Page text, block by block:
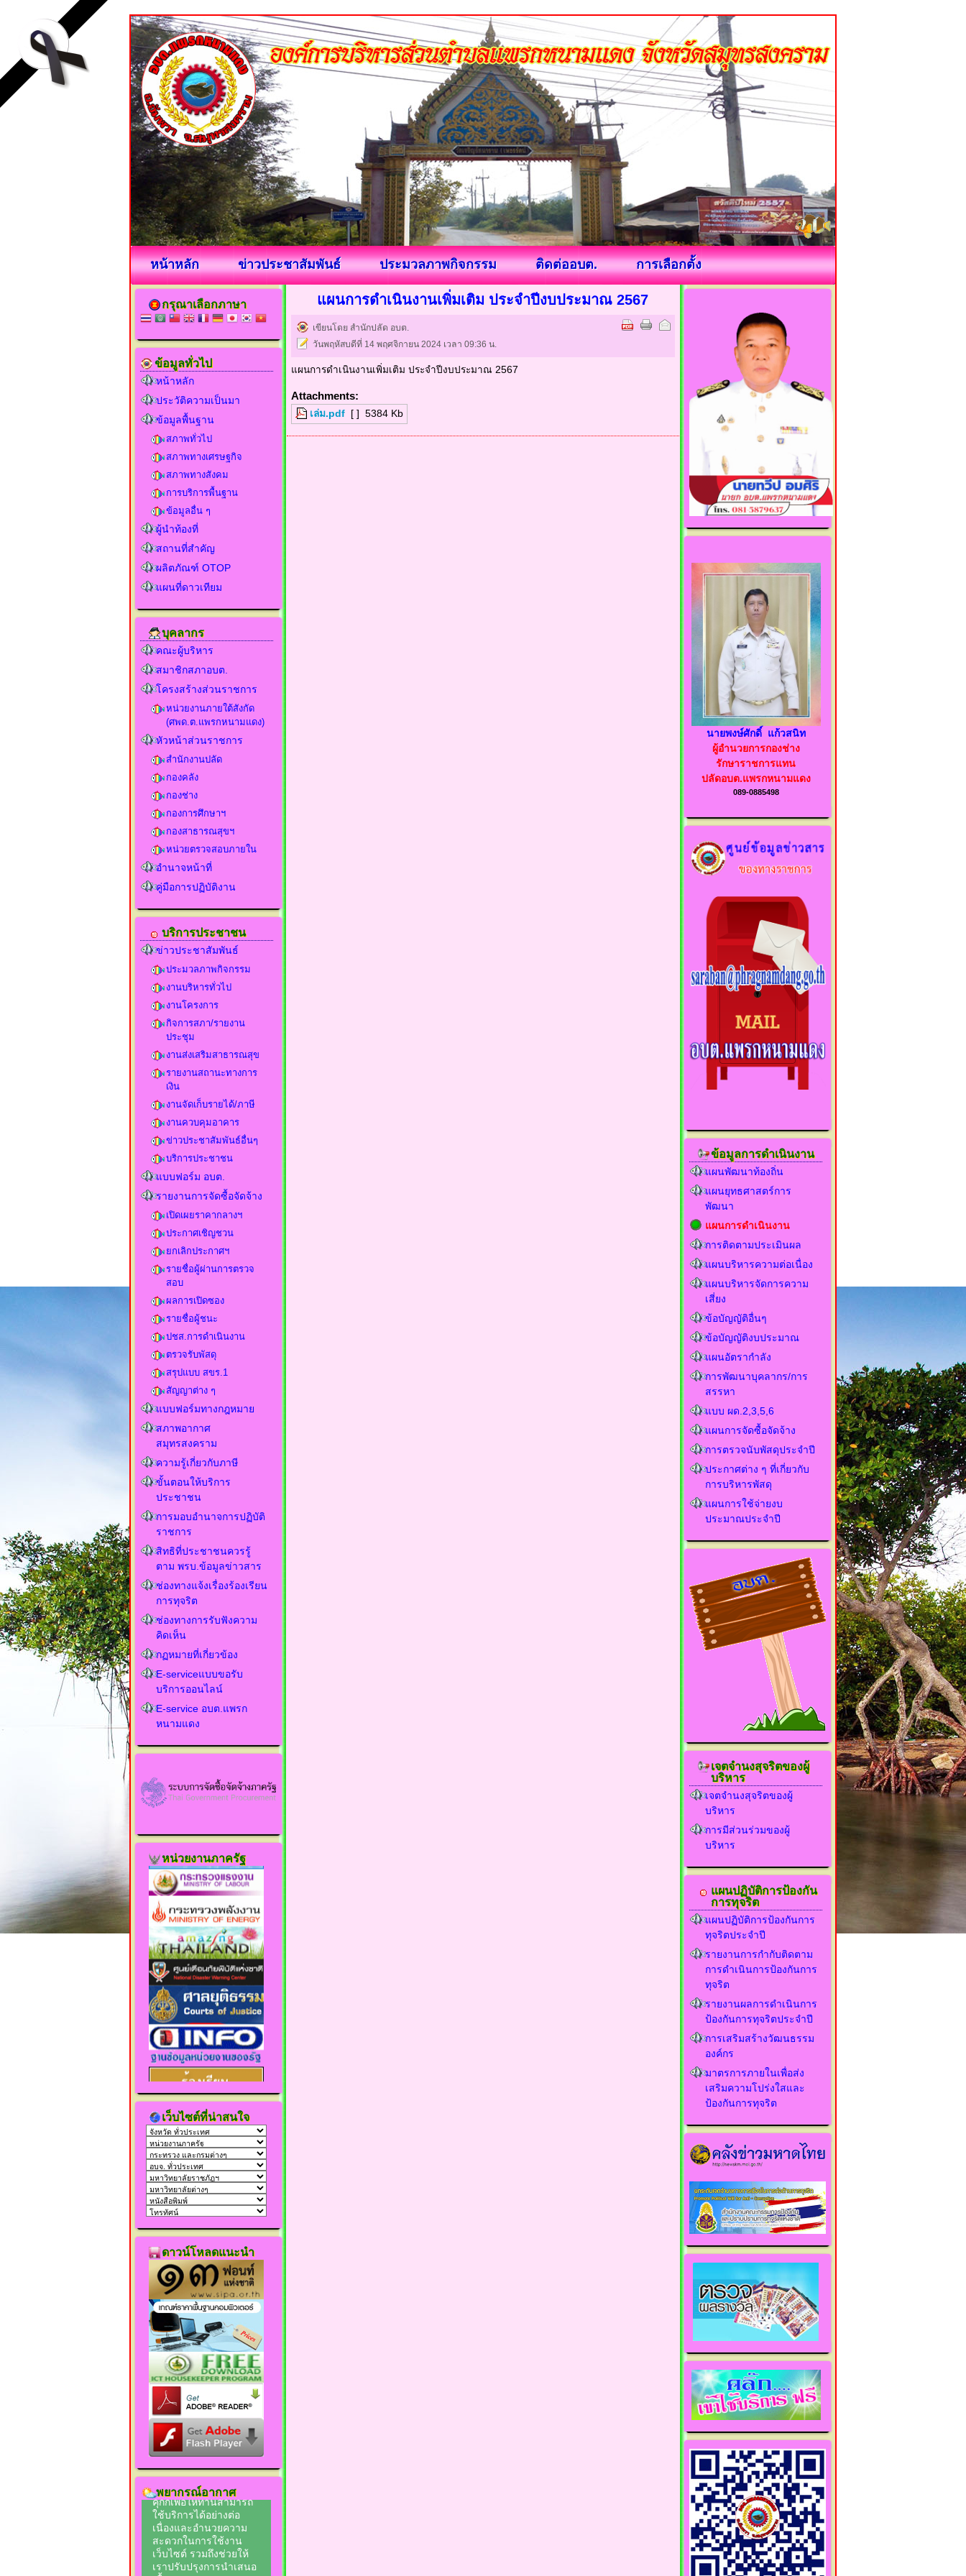
หน้าหลัก ข่าวประชาสัมพันธ์ ประมวลภาพกิจกรรม ติดต่ออบต. การเลือกตั้ง
แผนการดำเนินงานเพิ่มเติม ประจำปีงบประมาณ 2567
เขียนโดย สำนักปลัด อบต.
วันพฤหัสบดีที่ 14 พฤศจิกายน 2024 เวลา 09:36 น.
แผนการดำเนินงานเพิ่มเติม ประจำปีงบประมาณ 2567
Attachments:
เล่ม.pdf [ ] 5384 Kb
กรุณาเลือกภาษา
ข้อมูลทั่วไป
หน้าหลัก
ประวัติความเป็นมา
ข้อมูลพื้นฐาน
สภาพทั่วไป
สภาพทางเศรษฐกิจ
สภาพทางสังคม
การบริการพื้นฐาน
ข้อมูลอื่น ๆ
ผู้นำท้องที่
สถานที่สำคัญ
ผลิตภัณฑ์ OTOP
แผนที่ดาวเทียม
บุคลากร
คณะผู้บริหาร
สมาชิกสภาอบต.
โครงสร้างส่วนราชการ
หน่วยงานภายใต้สังกัด
(ศพด.ต.แพรกหนามแดง)
หัวหน้าส่วนราชการ
สำนักงานปลัด
กองคลัง
กองช่าง
กองการศึกษาฯ
กองสาธารณสุขฯ
หน่วยตรวจสอบภายใน
อำนาจหน้าที่
คู่มือการปฏิบัติงาน
บริการประชาชน
ข่าวประชาสัมพันธ์
ประมวลภาพกิจกรรม
งานบริหารทั่วไป
งานโครงการ
กิจการสภา/รายงาน
ประชุม
งานส่งเสริมสาธารณสุข
รายงานสถานะทางการ
เงิน
งานจัดเก็บรายได้/ภาษี
งานควบคุมอาคาร
ข่าวประชาสัมพันธ์อื่นๆ
บริการประชาชน
แบบฟอร์ม อบต.
รายงานการจัดซื้อจัดจ้าง
เปิดเผยราคากลางฯ
ประกาศเชิญชวน
ยกเลิกประกาศฯ
รายชื่อผู้ผ่านการตรวจ
สอบ
ผลการเปิดซอง
รายชื่อผู้ชนะ
ปชส.การดำเนินงาน
ตรวจรับพัสดุ
สรุปแบบ สขร.1
สัญญาต่าง ๆ
แบบฟอร์มทางกฎหมาย
สภาพอากาศ
สมุทรสงคราม
ความรู้เกี่ยวกับภาษี
ขั้นตอนให้บริการ
ประชาชน
การมอบอำนาจการปฏิบัติ
ราชการ
สิทธิที่ประชาชนควรรู้
ตาม พรบ.ข้อมูลข่าวสาร
ช่องทางแจ้งเรื่องร้องเรียน
การทุจริต
ช่องทางการรับฟังความ
คิดเห็น
กฏหมายที่เกี่ยวข้อง
E-serviceแบบขอรับ
บริการออนไลน์
E-service อบต.แพรก
หนามแดง
หน่วยงานภาครัฐ
เว็บไซต์ที่น่าสนใจ
ดาวน์โหลดแนะนำ
พยากรณ์อากาศ
นายพงษ์ศักดิ์ แก้วสนิท
ผู้อำนวยการกองช่าง
รักษาราชการแทน
ปลัดอบต.แพรกหนามแดง
089-0885498
ข้อมูลการดำเนินงาน
แผนพัฒนาท้องถิ่น
แผนยุทธศาสตร์การ
พัฒนา
แผนการดำเนินงาน
การติดตามประเมินผล
แผนบริหารความต่อเนื่อง
แผนบริหารจัดการความ
เสี่ยง
ข้อบัญญัติอื่นๆ
ข้อบัญญัติงบประมาณ
แผนอัตรากำลัง
การพัฒนาบุคลากร/การ
สรรหา
แบบ ผด.2,3,5,6
แผนการจัดซื้อจัดจ้าง
การตรวจนับพัสดุประจำปี
ประกาศต่าง ๆ ที่เกี่ยวกับ
การบริหารพัสดุ
แผนการใช้จ่ายงบ
ประมาณประจำปี
เจตจำนงสุจริตของผู้
บริหาร
เจตจำนงสุจริตของผู้
บริหาร
การมีส่วนร่วมของผู้
บริหาร
แผนปฏิบัติการป้องกัน
การทุจริต
แผนปฏิบัติการป้องกันการ
ทุจริตประจำปี
รายงานการกำกับติดตาม
การดำเนินการป้องกันการ
ทุจริต
รายงานผลการดำเนินการ
ป้องกันการทุจริตประจำปี
การเสริมสร้างวัฒนธรรม
องค์กร
มาตรการภายในเพื่อส่ง
เสริมความโปร่งใสและ
ป้องกันการทุจริต